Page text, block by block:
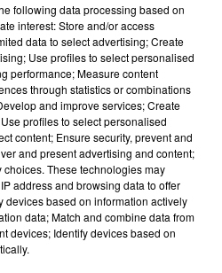
entrées à Terra Botanica !
following data processing based on
interest: Store and/or access
data to select advertising; Create
Use profiles to select personalised
performance; Measure content
through statistics or combinations
and improve services; Create
profiles to select personalised
content; Ensure security, prevent and
and present advertising and content;
These technologies may
address and browsing data to offer
devices based on information actively
data; Match and combine data from
devices; Identify devices based on